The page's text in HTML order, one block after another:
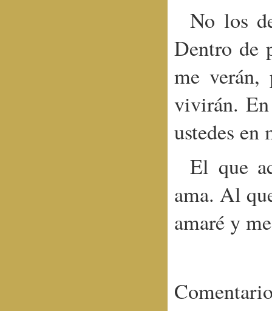
No los
Dentro de
me verán,
vivirán. En
ustedes en
El que
ama. Al
amaré y